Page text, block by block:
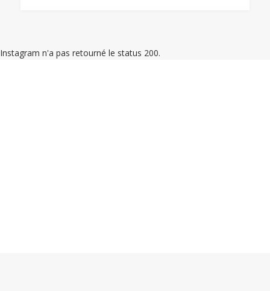
Instagram n'a pas retourné le status 200.